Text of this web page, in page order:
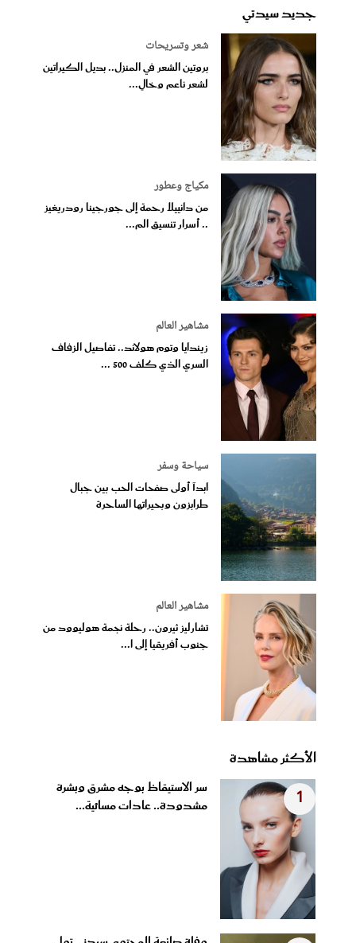
جديد سيدتي
شعر وتسريحات
بروتين الشعر في المنزل.. بديل الكيراتين
لشعر ناعم وخالٍ...
مكياج وعطور
من دانييلا رحمة إلى جورجينا رودريغيز
.. أسرار تنسيق الم...
مشاهير العالم
زيندايا وتوم هولاند.. تفاصيل الزفاف
السري الذي كلف 500 ...
سياحة وسفر
ابدآ أولى صفحات الحب بين جبال
طرابزون وبحيراتها الساحرة
مشاهير العالم
تشارليز ثيرون.. رحلة نجمة هوليوود من
جنوب أفريقيا إلى ا...
الأكثر مشاهدة
1
سر الاستيقاظ بوجه مشرق وبشرة
مشدودة.. عادات مسائية...